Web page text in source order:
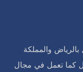
والمملكة
كما تعمل في مجال